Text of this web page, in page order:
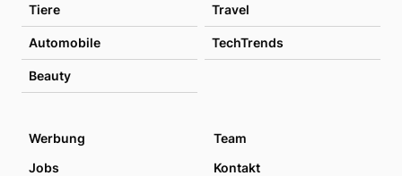
Tiere Travel
Automobile TechTrends
Beauty
Werbung
Team
Jobs
Kontakt